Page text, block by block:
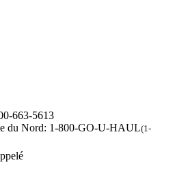
663-5613
du Nord: 1-800-GO-U-HAUL(1-